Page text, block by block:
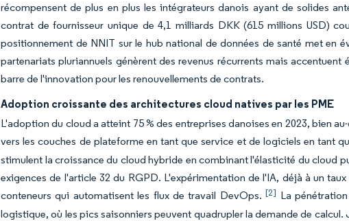
récompensent de plus en plus les intégrateurs danois ayant de solides
contrat de fournisseur unique de 4,1 milliards DKK (615 millions USD)
positionnement de NNIT sur le hub national de données de santé met en
partenariats pluriannuels génèrent des revenus récurrents mais
barre de l'innovation pour les renouvellements de contrats.
Adoption croissante des architectures cloud natives par les PME
L'adoption du cloud a atteint 75 % des entreprises danoises en 2023, bien
vers les couches de plateforme en tant que service et de logiciels en tant
stimulent la croissance du cloud hybride en combinant l'élasticité du cloud
exigences de l'article 32 du RGPD. L'expérimentation de l'IA, déjà à un
conteneurs qui automatisent les flux de travail DevOps.[2] La
logistique, où les pics saisonniers peuvent quadrupler la demande de